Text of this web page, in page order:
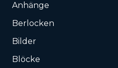
Anhänge
Berlocken
Bilder
Blöcke